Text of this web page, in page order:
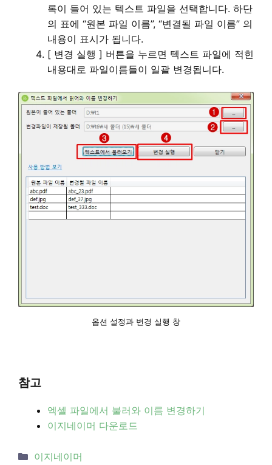
록이 들어 있는 텍스트 파일을 선택합니다. 하단
의 표에 “원본 파일 이름”, “변결될 파일 이름” 의
내용이 표시가 됩니다.
[ 변경 실행 ] 버튼을 누르면 텍스트 파일에 적힌
내용대로 파일이름들이 일괄 변경됩니다.
옵션 설정과 변경 실행 창
참고
엑셀 파일에서 불러와 이름 변경하기
이지네이머 다운로드
Categories
이지네이머